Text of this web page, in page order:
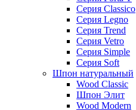
Серия Classico
Серия Legno
Серия Trend
Серия Vetro
Серия Simple
Серия Soft
Шпон натуральный
Wood Classic
Шпон Элит
Wood Modern